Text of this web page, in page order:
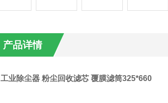
产品详情
工业除尘器 粉尘回收滤芯 覆膜滤筒325*660